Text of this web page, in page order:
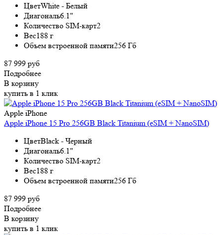
ЦветWhite - Белый
Диагональ6.1"
Количество SIM-карт2
Вес188 г
Объем встроенной памяти256 Гб
87 999 руб
Подробнее
В корзину
купить в 1 клик
Apple iPhone
Apple iPhone 15 Pro 256GB Black Titanium (eSIM + NanoSIM)
ЦветBlack - Черный
Диагональ6.1"
Количество SIM-карт2
Вес188 г
Объем встроенной памяти256 Гб
87 999 руб
Подробнее
В корзину
купить в 1 клик